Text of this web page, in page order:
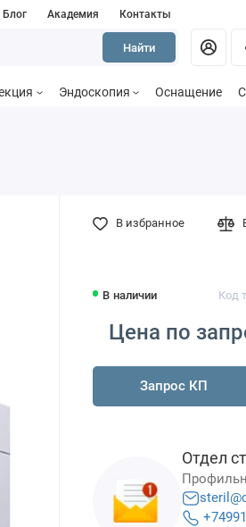
Блог Академия Контакты
Найти
Эндоскопия Оснащение
В наличии Код
Цена по
Запрос КП
В избранное
Отдел